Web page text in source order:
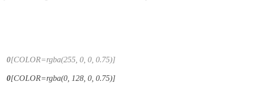
[COLOR=rgba(255, 0, 0, 0.75)]
0
[COLOR=rgba(0, 128, 0, 0.75)]
0